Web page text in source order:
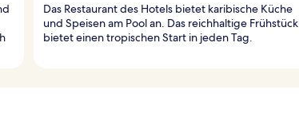
Das Restaurant des Hotels bietet karibische Küche
und Speisen am Pool an. Das reichhaltige Frühstück
bietet einen tropischen Start in jeden Tag.